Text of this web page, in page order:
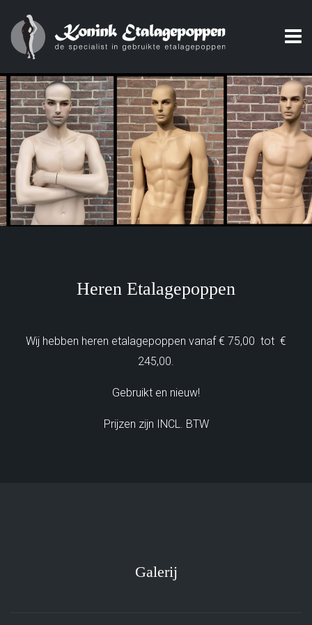
Heren Etalagepoppen
Wij hebben heren etalagepoppen vanaf € 75,00 tot €
245,00.
Gebruikt en nieuw!
Prijzen zijn INCL. BTW
Galerij